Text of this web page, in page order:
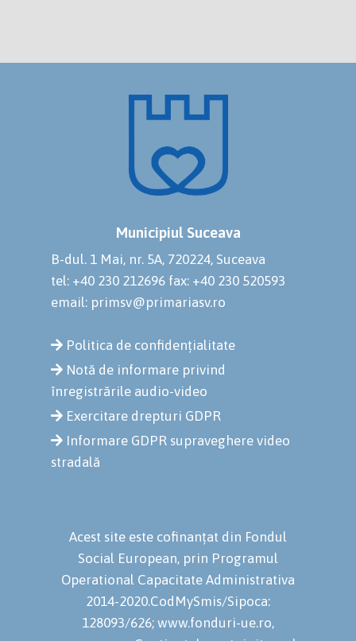
Municipiul Suceava
B-dul. 1 Mai, nr. 5A, 720224, Suceava
tel: +40 230 212696 fax: +40 230 520593
email: primsv@primariasv.ro
Politica de confidențialitate
Notă de informare privind
înregistrările audio-video
Exercitare drepturi GDPR
Informare GDPR supraveghere video
stradală
Acest site este cofinanțat din Fondul
Social European, prin Programul
Operational Capacitate Administrativa
2014-2020.CodMySmis/Sipoca:
128093/626; www.fonduri-ue.ro,